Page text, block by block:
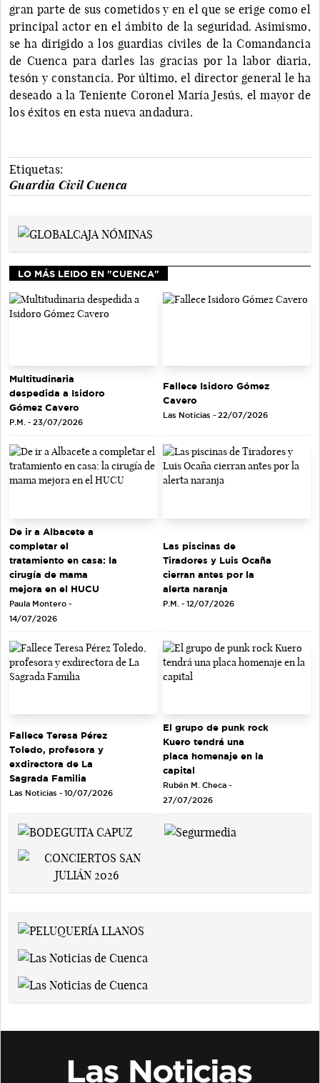
gran parte de sus cometidos y en el que se erige como el
principal actor en el ámbito de la seguridad. Asimismo,
se ha dirigido a los guardias civiles de la Comandancia
de Cuenca para darles las gracias por la labor diaria,
tesón y constancia. Por último, el director general le ha
deseado a la Teniente Coronel María Jesús, el mayor de
los éxitos en esta nueva andadura.
Etiquetas:
Guardia Civil Cuenca
LO MÁS LEIDO EN "CUENCA"
Multitudinaria
despedida a Isidoro
Gómez Cavero
P.M. - 23/07/2026
Fallece Isidoro Gómez
Cavero
Las Noticias - 22/07/2026
De ir a Albacete a
completar el
tratamiento en casa: la
cirugía de mama
mejora en el HUCU
Paula Montero -
14/07/2026
Las piscinas de
Tiradores y Luis Ocaña
cierran antes por la
alerta naranja
P.M. - 12/07/2026
Fallece Teresa Pérez
Toledo, profesora y
exdirectora de La
Sagrada Familia
Las Noticias - 10/07/2026
El grupo de punk rock
Kuero tendrá una
placa homenaje en la
capital
Rubén M. Checa -
27/07/2026